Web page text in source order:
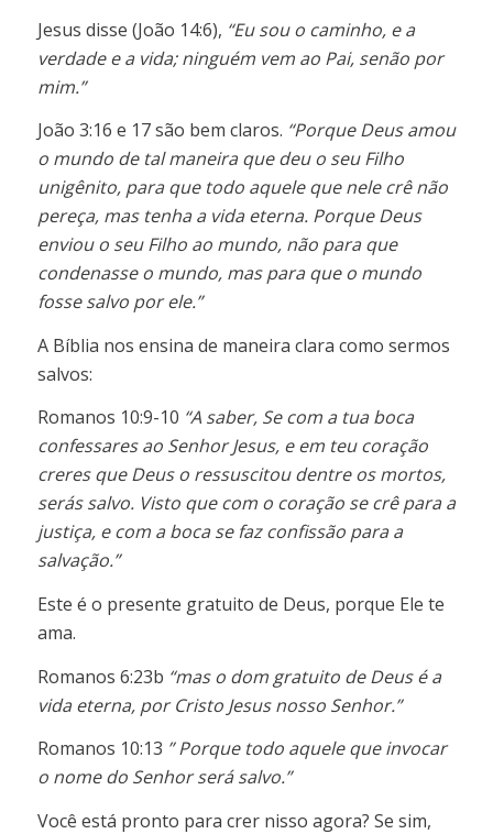
Jesus disse (João 14:6), “Eu sou o caminho, e a
verdade e a vida; ninguém vem ao Pai, senão por
mim.”
João 3:16 e 17 são bem claros. “Porque Deus amou
o mundo de tal maneira que deu o seu Filho
unigênito, para que todo aquele que nele crê não
pereça, mas tenha a vida eterna. Porque Deus
enviou o seu Filho ao mundo, não para que
condenasse o mundo, mas para que o mundo
fosse salvo por ele.”
A Bíblia nos ensina de maneira clara como sermos
salvos:
Romanos 10:9-10 “A saber, Se com a tua boca
confessares ao Senhor Jesus, e em teu coração
creres que Deus o ressuscitou dentre os mortos,
serás salvo. Visto que com o coração se crê para a
justiça, e com a boca se faz confissão para a
salvação.”
Este é o presente gratuito de Deus, porque Ele te
ama.
Romanos 6:23b “mas o dom gratuito de Deus é a
vida eterna, por Cristo Jesus nosso Senhor.”
Romanos 10:13 ” Porque todo aquele que invocar
o nome do Senhor será salvo.”
Você está pronto para crer nisso agora? Se sim,